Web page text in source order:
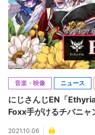
音楽・映像 ニュース
にじさんじEN「
Foxx手がけるチバニャ
2021.10.06